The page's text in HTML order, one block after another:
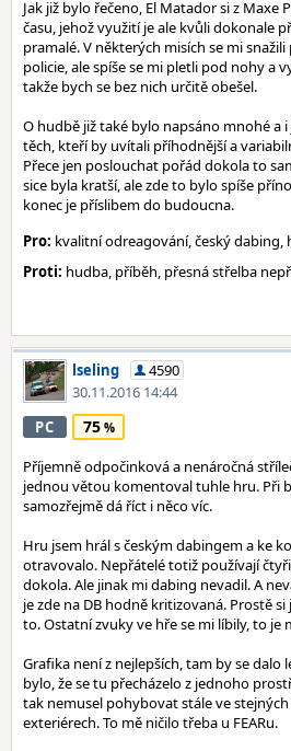
Jak již bylo řečeno, El Matador si z Maxe
času, jehož využití je ale kvůli dokonale
pramalé. V některých misích se mi
policie, ale spíše se mi pletli pod nohy a
takže bych se bez nich určitě obešel.
O hudbě již také bylo napsáno mnohé a
těch, kteří by uvítali příhodnější a
Přece jen poslouchat pořád dokola to
sice byla kratší, ale zde to bylo spíše
konec je příslibem do budoucna.
Pro: kvalitní odreagování, český dabing,
Proti: hudba, příběh, přesná střelba
lseling
4590
30.11.2016 14:44
PC 75
Příjemně odpočinková a nenáročná
jednou větou komentoval tuhle hru. Při
samozřejmě dá říct i něco víc.
Hru jsem hrál s českým dabingem a ke
otravovalo. Nepřátelé totiž používají
dokola. Ale jinak mi dabing nevadil. A
je zde na DB hodně kritizovaná. Prostě
to. Ostatní zvuky ve hře se mi líbily, to je
Grafika není z nejlepších, tam by se dalo
bylo, že se tu přecházelo z jednoho
tak nemusel pohybovat stále ve
exteriérech. To mě ničilo třeba u FEARu.